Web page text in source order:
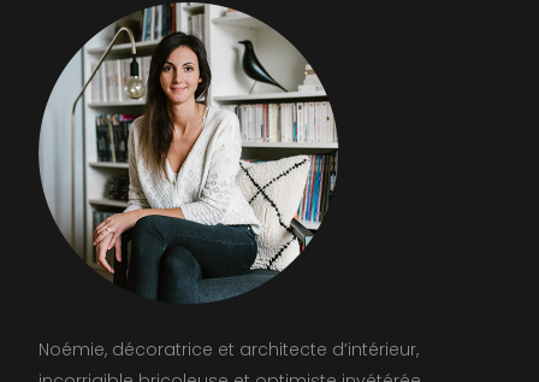
Noémie, décoratrice et architecte d’intérieur,